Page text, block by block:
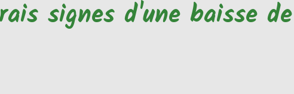
signes d'une baisse de